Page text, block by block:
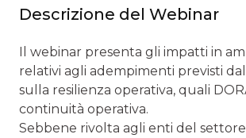
Descrizione del Webinar
Il webinar presenta gli impatti in
relativi agli adempimenti previsti
sulla resilienza operativa, quali
continuità operativa.
Sebbene rivolta agli enti del